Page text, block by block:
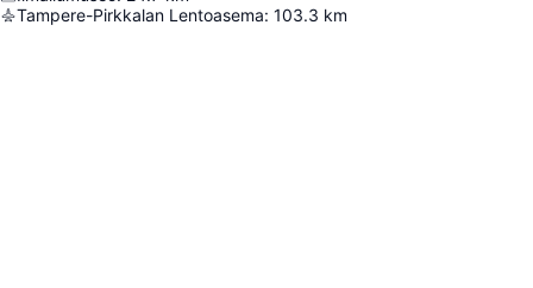
Tampere-Pirkkalan Lentoasema: 103.3 km